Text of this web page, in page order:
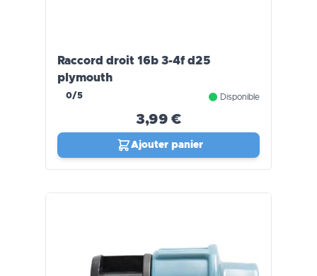
Raccord droit 16b 3-4f d25
plymouth
0/5 Disponible
3,99 €
Ajouter panier